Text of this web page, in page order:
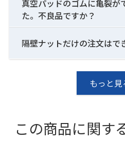
真空パッドのゴムに亀裂が
た。不良品ですか？
隔壁ナットだけの注文はで
もっと見
この商品に関す